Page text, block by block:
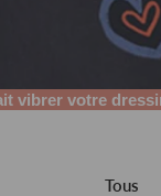
votre dressing
Tous